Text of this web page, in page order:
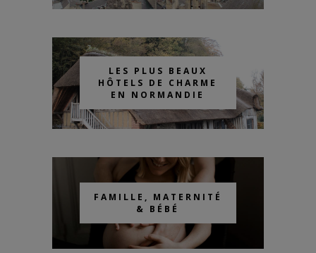
LES PLUS BEAUX
HÔTELS DE CHARME
EN NORMANDIE
FAMILLE, MATERNITÉ
& BÉBÉ